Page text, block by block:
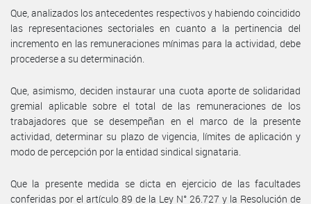
Que, analizados los antecedentes respectivos y habiendo coincidido
las representaciones sectoriales en cuanto a la pertinencia del
incremento en las remuneraciones mínimas para la actividad, debe
procederse a su determinación.
Que, asimismo, deciden instaurar una cuota aporte de solidaridad
gremial aplicable sobre el total de las remuneraciones de los
trabajadores que se desempeñan en el marco de la presente
actividad, determinar su plazo de vigencia, límites de aplicación y
modo de percepción por la entidad sindical signataria.
Que la presente medida se dicta en ejercicio de las facultades
conferidas por el artículo 89 de la Ley N° 26.727 y la Resolución de